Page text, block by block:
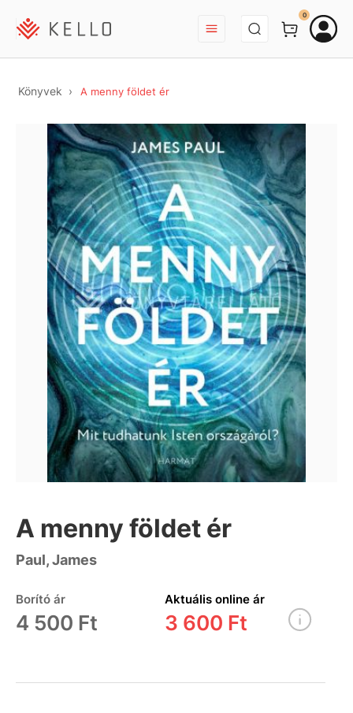
BEJELENTKEZÉS
0
Könyvek A menny földet ér
A menny földet ér
Paul, James
Borító ár
4 500 Ft
Aktuális online ár
3 600 Ft